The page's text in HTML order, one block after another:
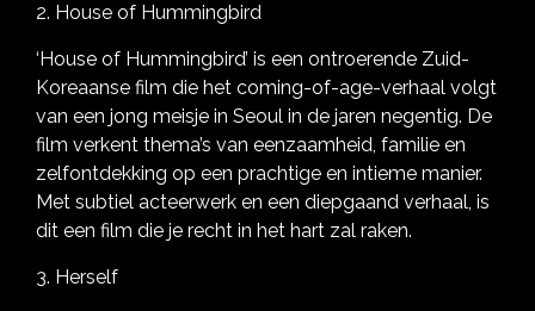
2. House of Hummingbird
‘House of Hummingbird’ is een ontroerende Zuid-
Koreaanse film die het coming-of-age-verhaal volgt
van een jong meisje in Seoul in de jaren negentig. De
film verkent thema’s van eenzaamheid, familie en
zelfontdekking op een prachtige en intieme manier.
Met subtiel acteerwerk en een diepgaand verhaal, is
dit een film die je recht in het hart zal raken.
3. Herself